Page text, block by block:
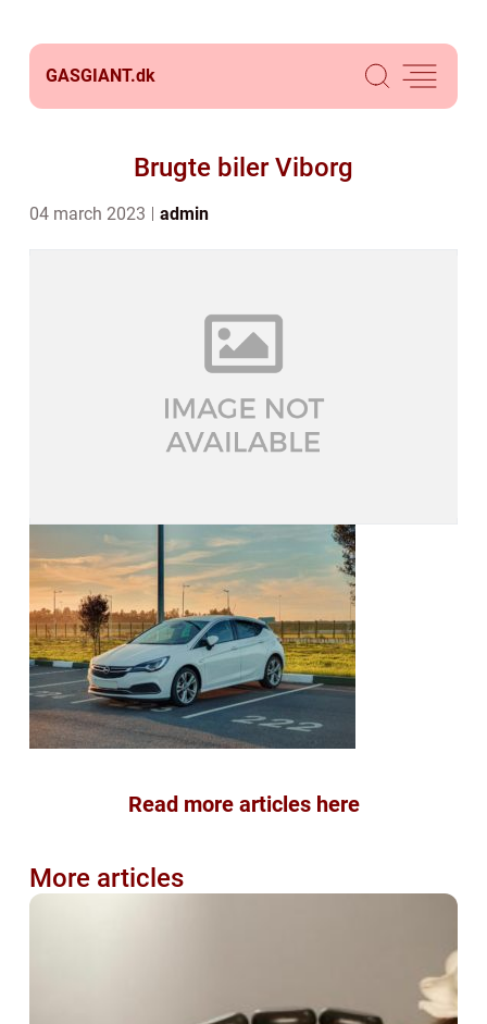
GASGIANT.dk
Brugte biler Viborg
04 march 2023 admin
Read more articles here
More articles